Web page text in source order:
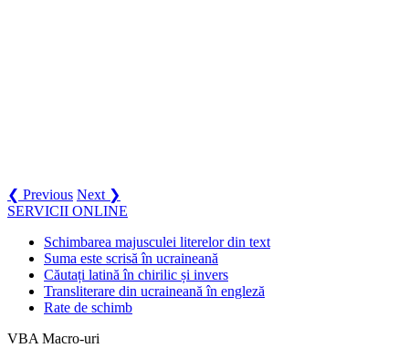
❮ Previous Next ❯
SERVICII ONLINE
Schimbarea majusculei literelor din text
Suma este scrisă în ucraineană
Căutați latină în chirilic și invers
Transliterare din ucraineană în engleză
Rate de schimb
VBA Macro-uri